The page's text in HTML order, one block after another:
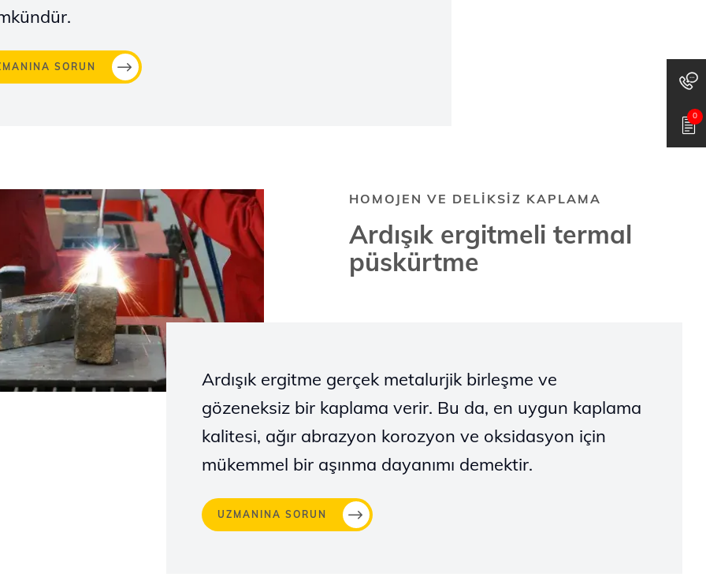
0
SORUN
HOMOJEN VE DELİKSİZ KAPLAMA
Ardışık ergitmeli termal
püskürtme
Ardışık ergitme gerçek metalurjik birleşme ve
gözeneksiz bir kaplama verir. Bu da, en uygun kaplama
kalitesi, ağır abrazyon korozyon ve oksidasyon için
mükemmel bir aşınma dayanımı demektir.
UZMANINA SORUN